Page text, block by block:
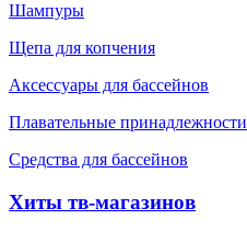
Шампуры
Щепа для копчения
Аксессуары для бассейнов
Плавательные принадлежности
Средства для бассейнов
Хиты тв-магазинов